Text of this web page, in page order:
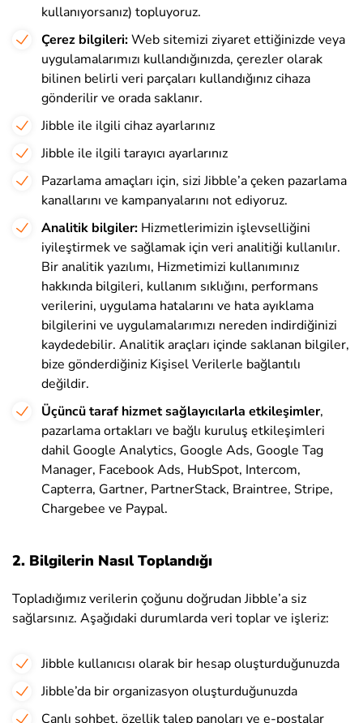
kullanıyorsanız) topluyoruz.
Çerez bilgileri:Web sitemizi ziyaret ettiğinizde veya
uygulamalarımızı kullandığınızda, çerezler olarak
bilinen belirli veri parçaları kullandığınız cihaza
gönderilir ve orada saklanır.
Jibble ile ilgili cihaz ayarlarınız
Jibble ile ilgili tarayıcı ayarlarınız
Pazarlama amaçları için, sizi Jibble’a çeken pazarlama
kanallarını ve kampanyalarını not ediyoruz.
Analitik bilgiler: Hizmetlerimizin işlevselliğini
iyileştirmek ve sağlamak için veri analitiği kullanılır.
Bir analitik yazılımı, Hizmetimizi kullanımınız
hakkında bilgileri, kullanım sıklığını, performans
verilerini, uygulama hatalarını ve hata ayıklama
bilgilerini ve uygulamalarımızı nereden indirdiğinizi
kaydedebilir. Analitik araçları içinde saklanan bilgiler,
bize gönderdiğiniz Kişisel Verilerle bağlantılı
değildir.
Üçüncü taraf hizmet sağlayıcılarla etkileşimler,
pazarlama ortakları ve bağlı kuruluş etkileşimleri
dahil Google Analytics, Google Ads, Google Tag
Manager, Facebook Ads, HubSpot, Intercom,
Capterra, Gartner, PartnerStack, Braintree, Stripe,
Chargebee ve Paypal.
2. Bilgilerin Nasıl Toplandığı
Topladığımız verilerin çoğunu doğrudan Jibble’a siz
sağlarsınız. Aşağıdaki durumlarda veri toplar ve işleriz:
Jibble kullanıcısı olarak bir hesap oluşturduğunuzda
Jibble’da bir organizasyon oluşturduğunuzda
Canlı sohbet, özellik talep panoları ve e-postalar